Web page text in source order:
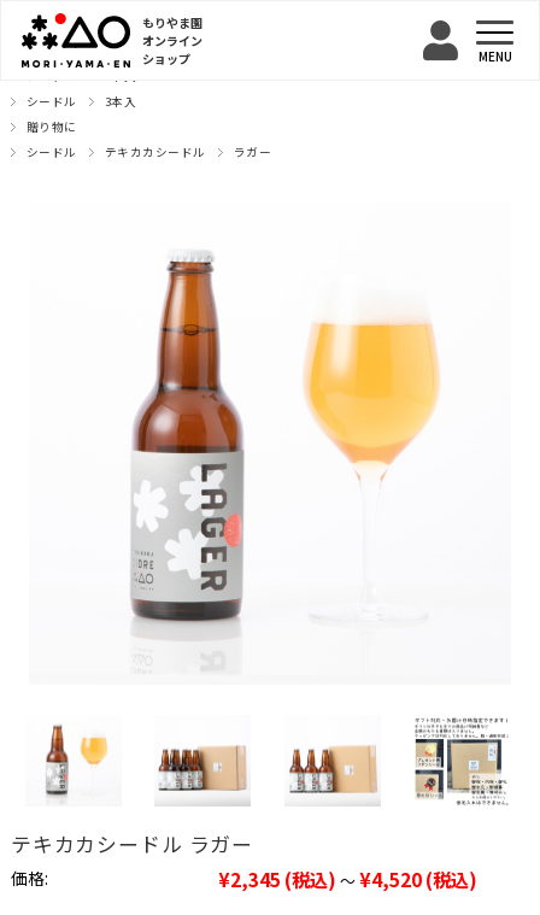
もりやま園
オンライン
ショップ
TOP
シードル
3本入
贈り物に
シードル
テキカカシードル ラガー
テキカカシードル ラガー
価格: ¥2,345 (税込) ～ ¥4,520(税込)